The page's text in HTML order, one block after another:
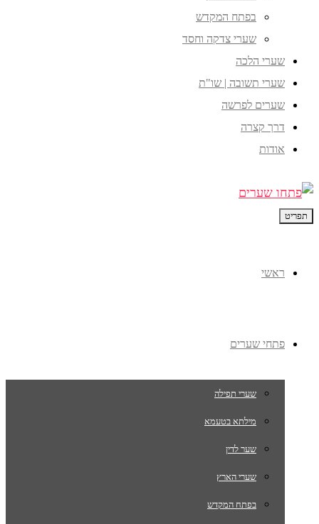
בפתח המקדש
שערי צדקה וחסד
שערי הלכה
שערי תשובה | שו"ת
שערים לפרשה
דרך קצרה
אודות
תפריט
ראשי
פתחי שערים
שערי תפילה
מילתא בטעמא
שער לדין
שערי הארץ
בפתח המקדש